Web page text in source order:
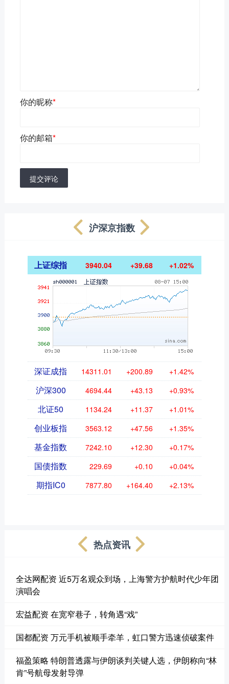
你的昵称*
你的邮箱*
提交评论
沪深京指数
上证综指 3940.04 +39.68 +1.02%
深证成指 14311.01 +200.89 +1.42%
沪深300 4694.44 +43.13 +0.93%
北证50 1134.24 +11.37 +1.01%
创业板指 3563.12 +47.56 +1.35%
基金指数 7242.10 +12.30 +0.17%
国债指数 229.69 +0.10 +0.04%
期指IC0 7877.80 +164.40 +2.13%
热点资讯
全达网配资 近5万名观众到场，上海警方护航时代少年团
演唱会
宏益配资 在宽窄巷子，转角遇“戏”
国都配资 万元手机被顺手牵羊，虹口警方迅速侦破案件
福盈策略 特朗普透露与伊朗谈判关键人选，伊朗称向“林
肯”号航母发射导弹